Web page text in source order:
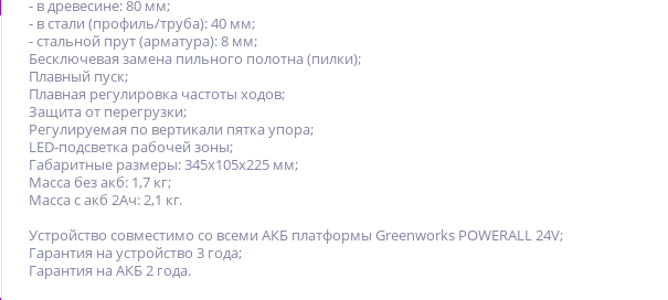
- в древесине: 80 мм;
- в стали (профиль/труба): 40 мм;
- стальной прут (арматура): 8 мм;
Бесключевая замена пильного полотна (пилки);
Плавный пуск;
Плавная регулировка частоты ходов;
Защита от перегрузки;
Регулируемая по вертикали пятка упора;
LED-подсветка рабочей зоны;
Габаритные размеры: 345х105х225 мм;
Масса без акб: 1,7 кг;
Масса с акб 2Ач: 2,1 кг.
Устройство совместимо со всеми АКБ платформы Greenworks POWERALL 24V;
Гарантия на устройство 3 года;
Гарантия на АКБ 2 года.